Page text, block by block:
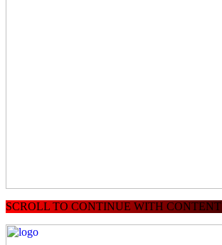
SCROLL TO CONTINUE WITH CONTENT